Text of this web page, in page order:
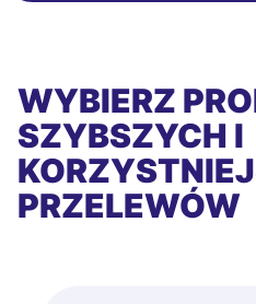
WYBIERZ
SZYBSZYCH I
PRZELEWÓW